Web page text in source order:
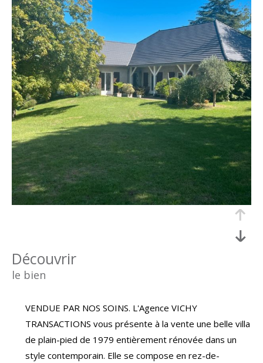
découvrir
le bien
VENDUE PAR NOS SOINS. L'Agence VICHY
TRANSACTIONS vous présente à la vente une belle villa
de plain-pied de 1979 entièrement rénovée dans un
style contemporain. Elle se compose en rez-de-